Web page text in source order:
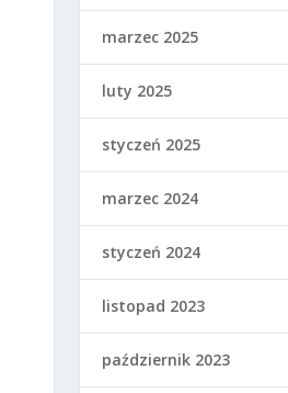
marzec 2025
luty 2025
styczeń 2025
marzec 2024
styczeń 2024
listopad 2023
październik 2023